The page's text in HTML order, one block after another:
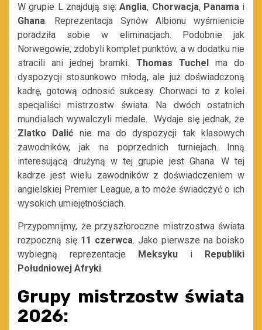
W grupie L znajdują się:Anglia, Chorwacja, Panamai
Ghana. Reprezentacja Synów Albionu wyśmienicie
poradziła sobie w eliminacjach. Podobnie jak
Norwegowie, zdobyli komplet punktów, a w dodatku nie
stracili ani jednej bramki. Thomas Tuchelma do
dyspozycji stosunkowo młodą, ale już doświadczoną
kadrę, gotową odnosić sukcesy. Chorwaci to z kolei
specjaliści mistrzostw świata. Na dwóch ostatnich
mundialach wywalczyli medale. Wydaje się jednak, że
Zlatko Dalić nie ma do dyspozycji tak klasowych
zawodników, jak na poprzednich turniejach. Inną
interesującą drużyną w tej grupie jest Ghana. W tej
kadrze jest wielu zawodników z doświadczeniem w
angielskiej Premier League, a to może świadczyć o ich
wysokich umiejętnościach.
Przypomnijmy, że przyszłoroczne mistrzostwa świata
rozpoczną się 11 czerwca. Jako pierwsze na boisko
wybiegną reprezentacje Meksyku i Republiki
Południowej Afryki.
Grupy mistrzostw świata
2026: